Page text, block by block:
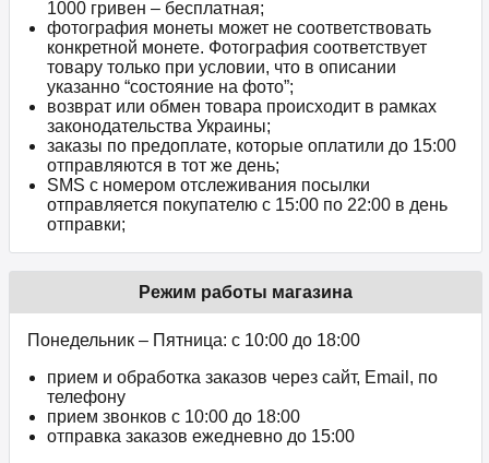
1000 гривен – бесплатная;
фотография монеты может не соответствовать
конкретной монете. Фотография соответствует
товару только при условии, что в описании
указанно “состояние на фото”;
возврат или обмен товара происходит в рамках
законодательства Украины;
заказы по предоплате, которые оплатили до 15:00
отправляются в тот же день;
SMS с номером отслеживания посылки
отправляется покупателю с 15:00 по 22:00 в день
отправки;
Режим работы магазина
Понедельник – Пятница: с 10:00 до 18:00
прием и обработка заказов через сайт, Email, по
телефону
прием звонков c 10:00 до 18:00
отправка заказов ежедневно до 15:00